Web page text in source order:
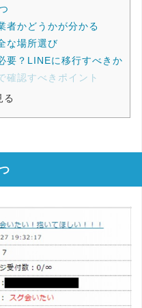
者かどうかが分かる
な場所選び
要？LINEに移行すべきか
確認すべきポイント
る